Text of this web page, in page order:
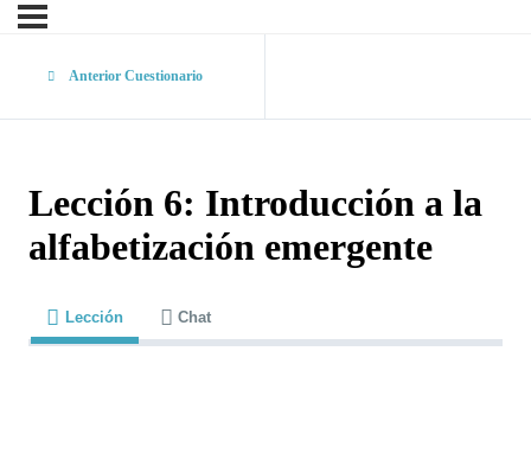
Anterior Cuestionario
Lección 6: Introducción a la
alfabetización emergente
Lección Chat